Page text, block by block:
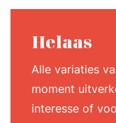
Helaas
Alle variaties
moment
interesse of